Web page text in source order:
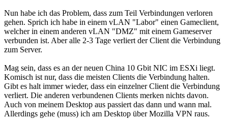
Nun habe ich das Problem, dass zum Teil Verbindungen verloren
gehen. Sprich ich habe in einem vLAN "Labor" einen Gameclient,
welcher in einem anderen vLAN "DMZ" mit einem Gameserver
verbunden ist. Aber alle 2-3 Tage verliert der Client die Verbindung
zum Server.
Mag sein, dass es an der neuen China 10 Gbit NIC im ESXi liegt.
Komisch ist nur, dass die meisten Clients die Verbindung halten.
Gibt es halt immer wieder, dass ein einzelner Client die Verbindung
verliert. Die anderen verbundenen Clients merken nichts davon.
Auch von meinem Desktop aus passiert das dann und wann mal.
Allerdings gehe (muss) ich am Desktop über Mozilla VPN raus.